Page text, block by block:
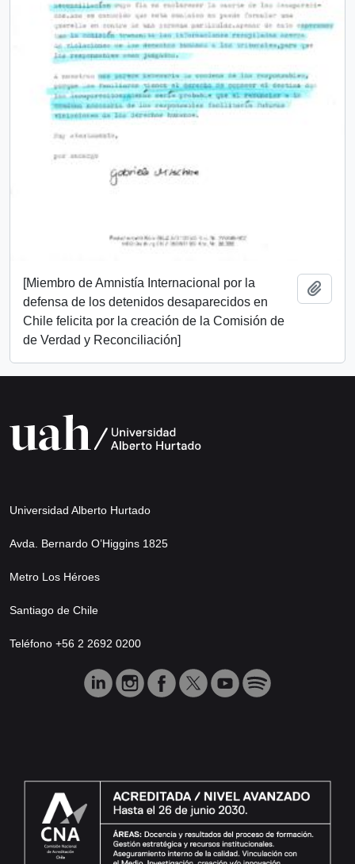
[Miembro de Amnistía Internacional por la
defensa de los detenidos desaparecidos en
Chile felicita por la creación de la Comisión de
de Verdad y Reconciliación]
Universidad Alberto Hurtado
Avda. Bernardo O’Higgins 1825
Metro Los Héroes
Santiago de Chile
Teléfono +56 2 2692 0200